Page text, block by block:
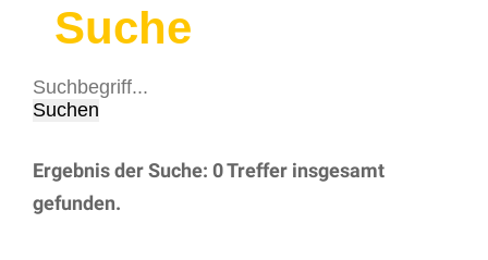
Suche
Ergebnis der Suche: 0 Treffer insgesamt
gefunden.